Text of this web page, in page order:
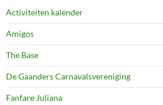
Activiteiten kalender
Amigos
The Base
De Gaanders Carnavalsvereniging
Fanfare Juliana